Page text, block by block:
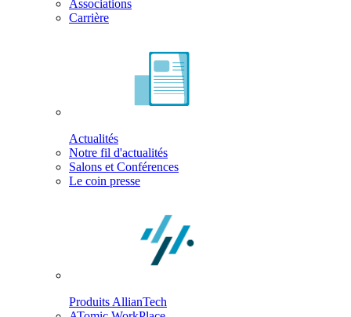
Associations
Carrière
Actualités
Notre fil d'actualités
Salons et Conférences
Le coin presse
Produits AllianTech